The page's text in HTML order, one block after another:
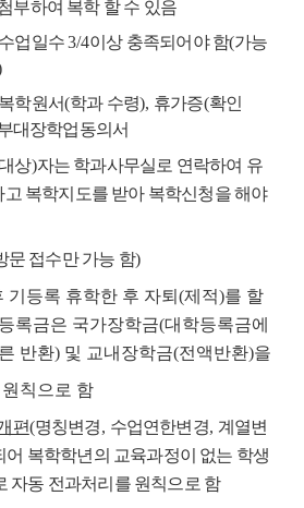
부하여 복학 할 수 있음
수업일수3/4이상 충족되어야 함(가능
학원서(학과 수령), 휴가증(확인
대장학업동의서
상)자는 학과사무실로 연락하여 유
복학지도를 받아 복학신청을 해야
문 접수만 가능 함)
기등록 휴학한 후 자퇴(제적)를 할
록금은 국가장학금(대학등록금에
반환) 및 교내장학금(전액반환)을
칙으로 함
편(명칭변경, 수업연한변경, 계열변
어 복학학년의 교육과정이 없는 학생
자동 전과처리를 원칙으로 함